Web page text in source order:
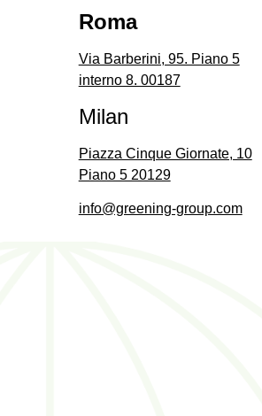
Roma
Via Barberini, 95. Piano 5
interno 8. 00187
Milan
Piazza Cinque Giornate, 10
Piano 5 20129
info@greening-group.com